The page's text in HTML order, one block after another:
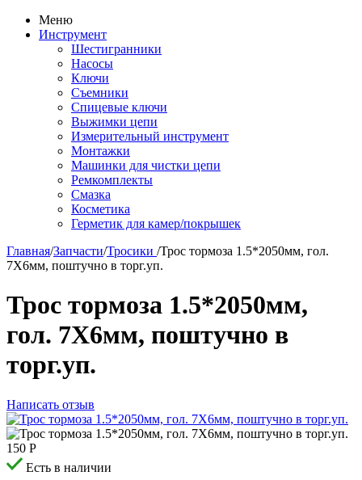
Меню
Инструмент
Шестигранники
Насосы
Ключи
Съемники
Спицевые ключи
Выжимки цепи
Измерительный инструмент
Монтажки
Машинки для чистки цепи
Ремкомплекты
Смазка
Косметика
Герметик для камер/покрышек
Главная/Запчасти/Тросики /Трос тормоза 1.5*2050мм, гол.
7X6мм, поштучно в торг.уп.
Трос тормоза 1.5*2050мм,
гол. 7X6мм, поштучно в
торг.уп.
Написать отзыв
150 Р
Есть в наличии